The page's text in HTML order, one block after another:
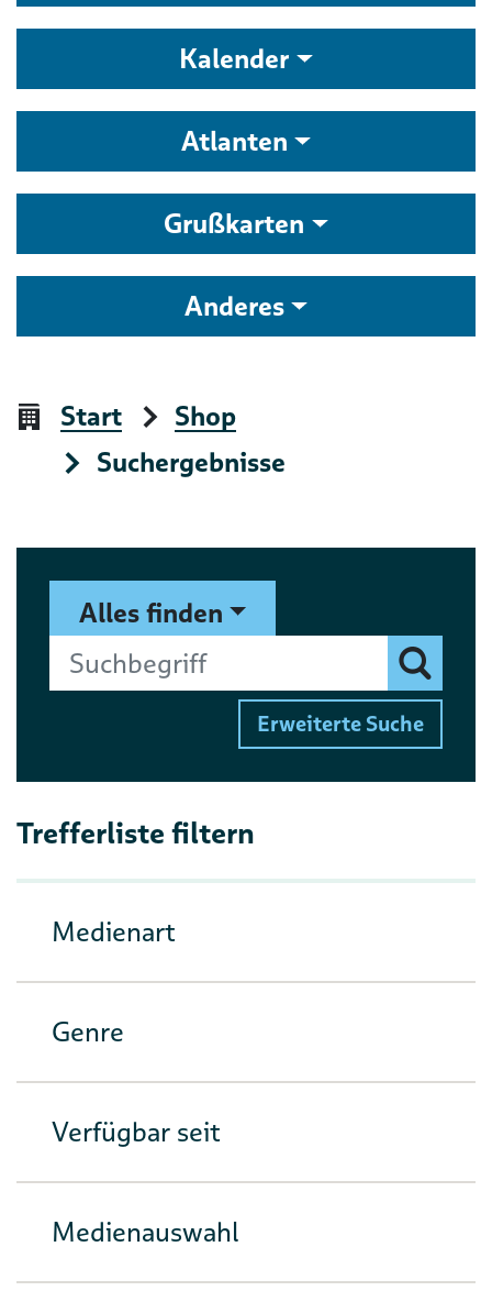
Kalender
Atlanten
Grußkarten
Anderes
Start
Shop
Suchergebnisse
Suchformular
Alles finden
Suchbegriff
Finden
Erweiterte Suche
Trefferliste filtern
Medienart
Genre
Verfügbar seit
Medienauswahl